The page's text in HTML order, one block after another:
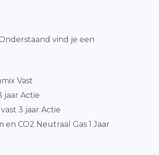
vind je een
Vast
jaar Actie
3 jaar Actie
CO2 Neutraal Gas 1 Jaar